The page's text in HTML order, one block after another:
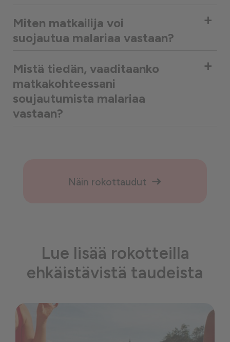
Miten matkailija voi
suojautua malariaa vastaan?
+
Mistä tiedän, vaaditaanko
matkakohteessani
soujautumista malariaa
vastaan?
+
Näin rokottaudut
Lue lisää rokotteilla
ehkäistävistä taudeista